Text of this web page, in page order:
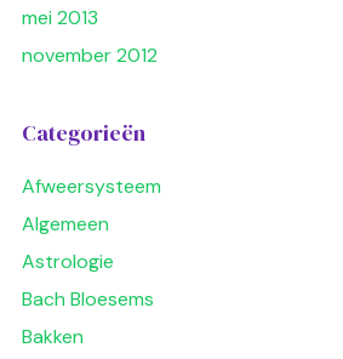
mei 2013
november 2012
Categorieën
Afweersysteem
Algemeen
Astrologie
Bach Bloesems
Bakken